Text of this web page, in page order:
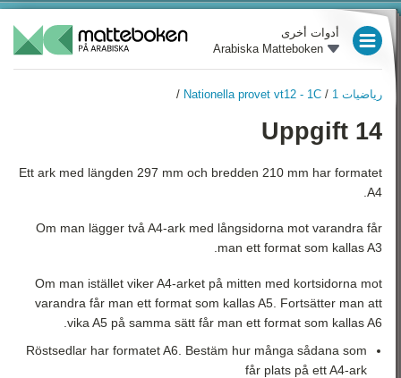
أدوات أخرى
Arabiska Matteboken
رياضيات 1 /
Nationella provet vt12 - 1C
/
Uppgift 14
Ett ark med längden 297 mm och bredden 210 mm har formatet
A4.
Om man lägger två A4-ark med långsidorna mot varandra får
man ett format som kallas A3.
Om man istället viker A4-arket på mitten med kortsidorna mot
varandra får man ett format som kallas A5. Fortsätter man att
vika A5 på samma sätt får man ett format som kallas A6.
Röstsedlar har formatet A6. Bestäm hur många sådana som
får plats på ett A4-ark
العام الدراسي 4
العام الدراسي 5
العام الدراسي 6
العام الدراسي 8
العام الدراسي 9
رياضيات 1
الأعداد
الجبر
النسب المئوية
الإحصاء والاحتمالات
رياضيات 2